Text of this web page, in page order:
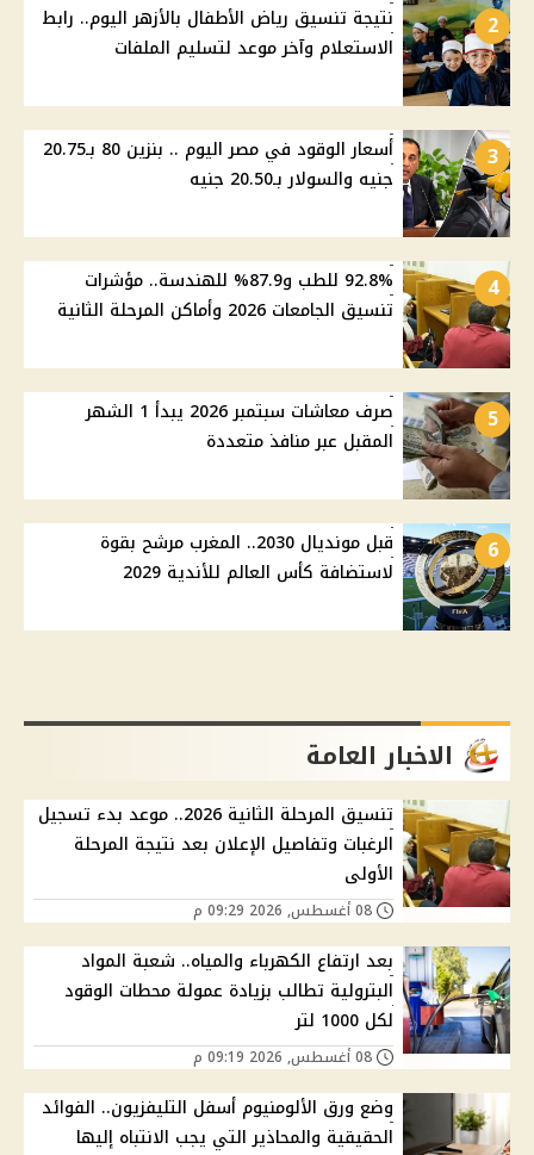
2
نتيجة تنسيق رياض الأطفال بالأزهر اليوم.. رابط
الاستعلام وآخر موعد لتسليم الملفات
3
أسعار الوقود في مصر اليوم .. بنزين 80 بـ20.75
جنيه والسولار بـ20.50 جنيه
4
92.8% للطب و87.9% للهندسة.. مؤشرات
تنسيق الجامعات 2026 وأماكن المرحلة الثانية
5
صرف معاشات سبتمبر 2026 يبدأ 1 الشهر
المقبل عبر منافذ متعددة
6
قبل مونديال 2030.. المغرب مرشح بقوة
لاستضافة كأس العالم للأندية 2029
الاخبار العامة
تنسيق المرحلة الثانية 2026.. موعد بدء تسجيل
الرغبات وتفاصيل الإعلان بعد نتيجة المرحلة
الأولى
بعد ارتفاع الكهرباء والمياه.. شعبة المواد
البترولية تطالب بزيادة عمولة محطات الوقود
لكل 1000 لتر
وضع ورق الألومنيوم أسفل التليفزيون.. الفوائد
الحقيقية والمحاذير التي يجب الانتباه إليها